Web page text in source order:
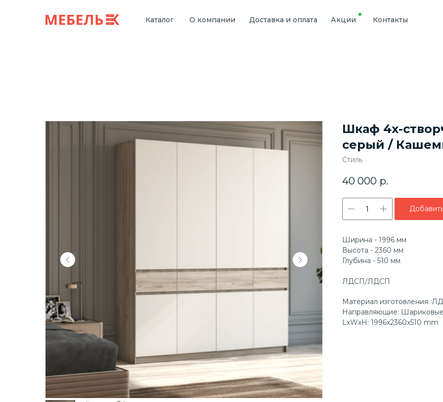
Каталог О компании Доставка и оплата Акции Контакты
Шкаф 4х-
серый /
Стиль
40 000 р.
Ширина - 1996 мм
Высота - 2360 мм
Глубина - 510 мм
ЛДСП/ЛДСП
Материал изготовления:
Направляющие:
LxWxH: 1996x2360x510 mm